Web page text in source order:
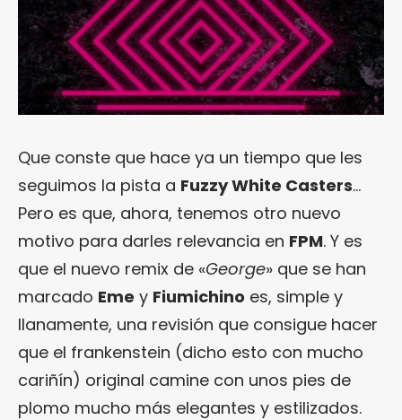
Que conste que hace ya un tiempo que les
seguimos la pista a Fuzzy White Casters…
Pero es que, ahora, tenemos otro nuevo
motivo para darles relevancia en FPM. Y es
que el nuevo remix de «George» que se han
marcado Eme y Fiumichino es, simple y
llanamente, una revisión que consigue hacer
que el frankenstein (dicho esto con mucho
cariñín) original camine con unos pies de
plomo mucho más elegantes y estilizados.